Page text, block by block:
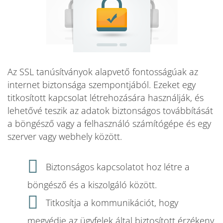
Az SSL tanúsítványok alapvető fontosságúak az
internet biztonsága szempontjából. Ezeket egy
titkosított kapcsolat létrehozására használják, és
lehetővé teszik az adatok biztonságos továbbítását
a böngésző vagy a felhasználó számítógépe és egy
szerver vagy webhely között.
Biztonságos kapcsolatot hoz létre a
böngésző és a kiszolgáló között.
Titkosítja a kommunikációt, hogy
megvédje az ügyfelek által biztosított érzékeny